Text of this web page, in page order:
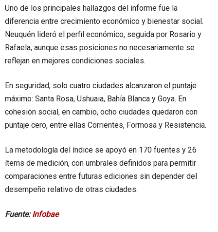
Uno de los principales hallazgos del informe fue la
diferencia entre crecimiento económico y bienestar social.
Neuquén lideró el perfil económico, seguida por Rosario y
Rafaela, aunque esas posiciones no necesariamente se
reflejan en mejores condiciones sociales.
En seguridad, solo cuatro ciudades alcanzaron el puntaje
máximo: Santa Rosa, Ushuaia, Bahía Blanca y Goya. En
cohesión social, en cambio, ocho ciudades quedaron con
puntaje cero, entre ellas Corrientes, Formosa y Resistencia.
La metodología del índice se apoyó en 170 fuentes y 26
ítems de medición, con umbrales definidos para permitir
comparaciones entre futuras ediciones sin depender del
desempeño relativo de otras ciudades.
Fuente:Infobae